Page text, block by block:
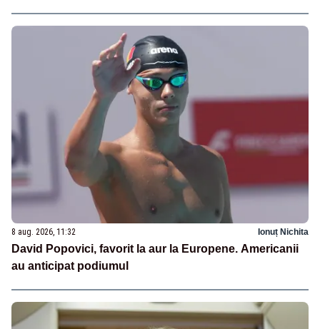
8 aug. 2026, 11:32 Ionuț Nichita
David Popovici, favorit la aur la Europene. Americanii
au anticipat podiumul